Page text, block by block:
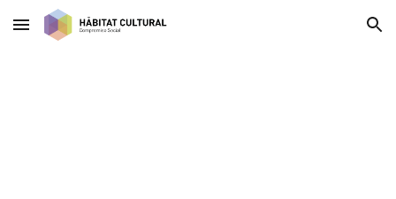
Skip to main content Skip to navigation